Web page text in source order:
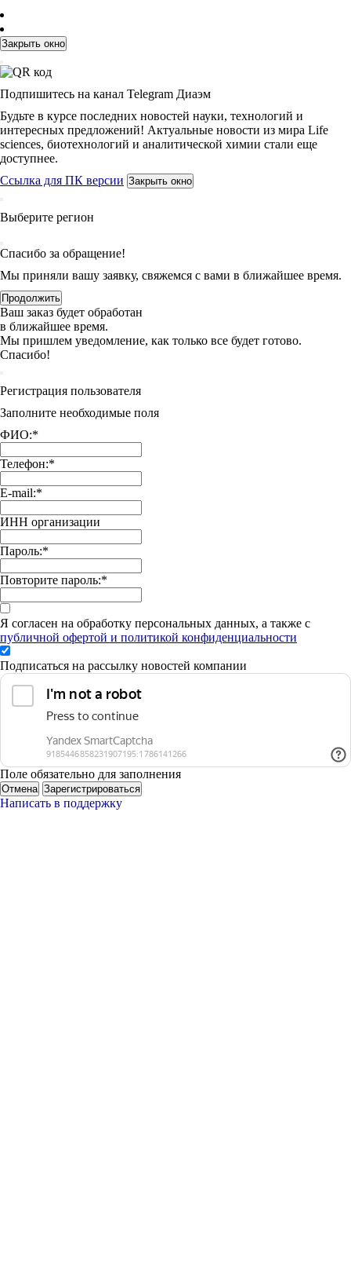
Закрыть окно
Подпишитесь на канал Telegram Диаэм
Будьте в курсе последних новостей науки, технологий и
интересных предложений! Актуальные новости из мира Life
sciences, биотехнологий и аналитической химии стали еще
доступнее.
Ссылка для ПК версии Закрыть окно
Выберите регион
Спасибо за обращение!
Мы приняли вашу заявку, свяжемся с вами в ближайшее время.
Продолжить
Ваш заказ будет обработан
в ближайшее время.
Мы пришлем уведомление, как только все будет готово.
Спасибо!
Регистрация пользователя
Заполните необходимые поля
ФИО:*
Телефон:*
E-mail:*
ИНН организации
Пароль:*
Повторите пароль:*
Я согласен на обработку персональных данных, а также с
публичной офертой и политикой конфиденциальности
Подписаться на рассылку новостей компании
Поле обязательно для заполнения
Отмена Зарегистрироваться
Написать в поддержку